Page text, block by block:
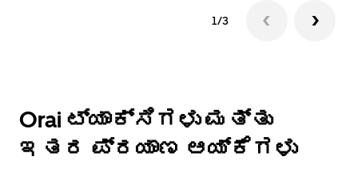
1/3
Orai ಟ್ಯಾಕ್ಸಿಗಳು ಮತ್ತು
ಇತರ ಪ್ರಯಾಣ ಆಯ್ಕೆಗಳು